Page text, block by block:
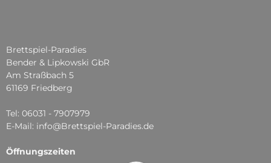
Brettspiel-Paradies
Bender & Lipkowski GbR
Am Straßbach 5
61169 Friedberg
Tel: 06031 - 7907979
E-Mail: info@Brettspiel-Paradies.de
Öffnungszeiten